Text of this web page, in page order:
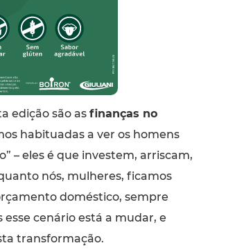
edição são as finanças no
habituadas a ver os homens
– eles é que investem, arriscam,
nós, mulheres, ficamos
doméstico, sempre
cenário está a mudar, e
transformação.